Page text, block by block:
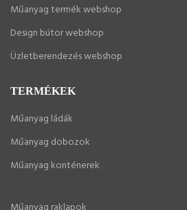
Műanyag termék webshop
Design bútor webshop
Üzletberendezés webshop
TERMÉKEK
Műanyag ládák
Műanyag dobozok
Műanyag konténerek